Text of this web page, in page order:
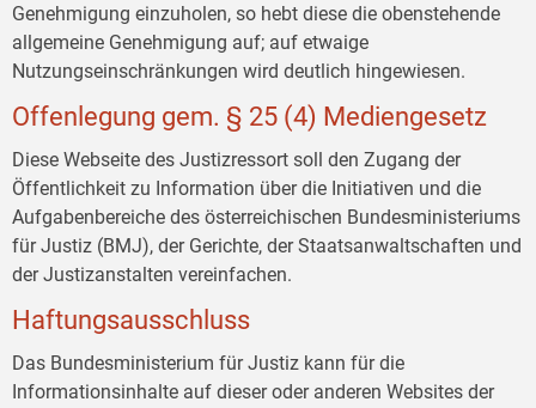
Genehmigung einzuholen, so hebt diese die obenstehende
allgemeine Genehmigung auf; auf etwaige
Nutzungseinschränkungen wird deutlich hingewiesen.
Offenlegung gem. § 25 (4) Mediengesetz
Diese Webseite des Justizressort soll den Zugang der
Öffentlichkeit zu Information über die Initiativen und die
Aufgabenbereiche des österreichischen Bundesministeriums
für Justiz (BMJ), der Gerichte, der Staatsanwaltschaften und
der Justizanstalten vereinfachen.
Haftungsausschluss
Das Bundesministerium für Justiz kann für die
Informationsinhalte auf dieser oder anderen Websites der